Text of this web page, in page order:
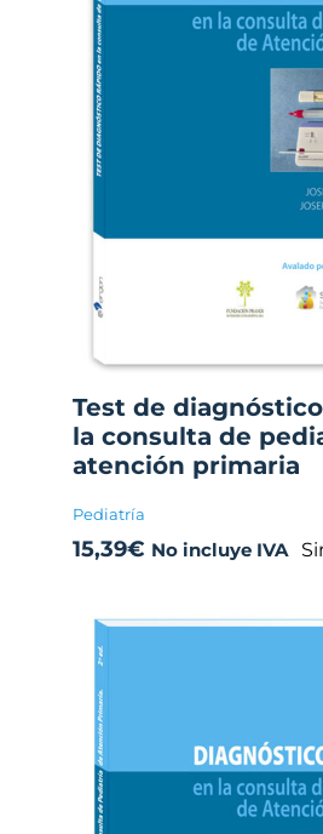
Test de
la consulta de
atención primaria
Pediatría
15,39€ No incluye IVA